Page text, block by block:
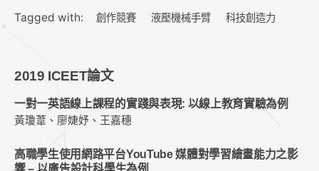
Tagged with: 創作競賽 液壓機械手臂 科技創造力
2019 ICEET論文
一對一英語線上課程的實踐與表現: 以線上教育實驗為例
黃瓊葦、廖婕妤、王嘉穗
高職學生使用網路平台YouTube 媒體對學習繪畫能力之影
響 – 以廣告設計科學生為例